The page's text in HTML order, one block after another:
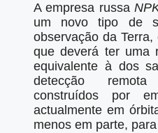
A empresa russa
um novo tipo de
observação da
que deverá ter uma
equivalente à dos
detecção
construídos por
actualmente em
menos em parte,